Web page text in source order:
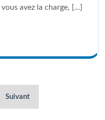
avez la charge, [...]
Suivant